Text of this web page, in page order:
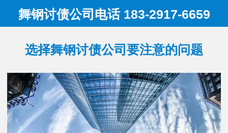
舞钢讨债公司电话 183-2917-6659
选择舞钢讨债公司要注意的问题